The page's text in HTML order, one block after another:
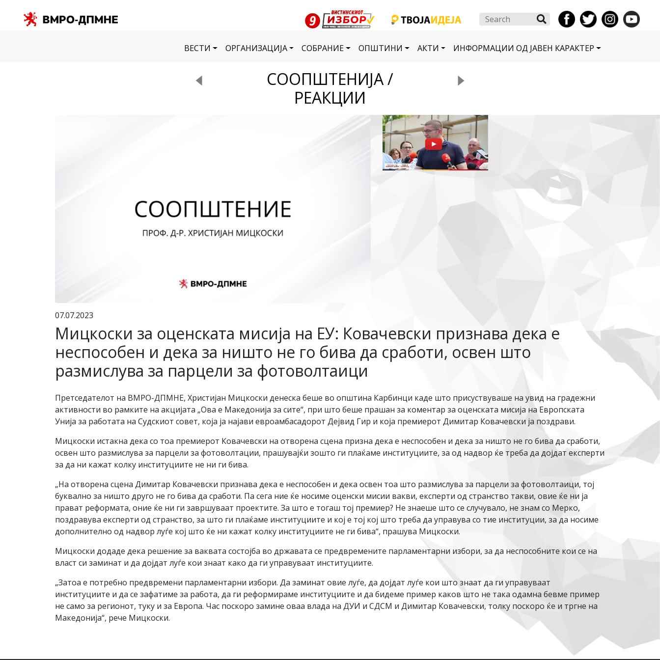
Search
ВЕСТИ ОРГАНИЗАЦИЈА СОБРАНИЕ ОПШТИНИ АКТИ ИНФОРМАЦИИ ОД ЈАВЕН КАРАКТЕР
СООПШТЕНИЈА /
РЕАКЦИИ
07.07.2023
Мицкоски за оценската мисија на ЕУ: Ковачевски признава дека е
неспособен и дека за ништо не го бива да сработи, освен што
размислува за парцели за фотоволтаици
Претседателот на ВМРО-ДПМНЕ, Христијан Мицкоски денеска беше во општина Карбинци каде што присуствуваше на увид на градежни
активности во рамките на акцијата „Ова е Македонија за сите“, при што беше прашан за коментар за оценската мисија на Европската
Унија за работата на Судскиот совет, која ја најави евроамбасадорот Дејвид Гир и која премиерот Димитар Ковачевски ја поздрави.
Мицкоски истакна дека со тоа премиерот Ковачевски на отворена сцена призна дека е неспособен и дека за ништо не го бива да сработи,
освен што размислува за парцели за фотоволтации, прашувајќи зошто ги плаќаме институциите, за од надвор ќе треба да дојдат експерти
за да ни кажат колку институциите не ни ги бива.
„На отворена сцена Димитар Ковачевски признава дека е неспособен и дека освен тоа што размислува за парцели за фотоволтаици, тој
буквално за ништо друго не го бива да сработи. Па сега ние ќе носиме оценски мисии вакви, експерти од странство такви, овие ќе ни ја
прават реформата, оние ќе ни ги завршуваат проектите. За што е тогаш тој премиер? Не знаеше што се случувало, не знам со Мерко,
поздравува експерти од странство, за што ги плаќаме институциите и кој е тој кој што треба да управува со тие институции, за да носиме
дополнително од надвор луѓе кој што ќе ни кажат колку институциите не ги бива“, прашува Мицкоски.
Мицкоски додаде дека решение за ваквата состојба во државата се предвремените парламентарни избори, за да неспособните кои се на
власт си заминат и да дојдат луѓе кои знаат како да ги управуваат институциите.
„Затоа е потребно предвремени парламентарни избори. Да заминат овие луѓе, да дојдат луѓе кои што знаат да ги управуваат
институциите и да се зафатиме за работа, да ги реформираме институциите и да бидеме пример каков што не така одамна бевме пример
не само за регионот, туку и за Европа. Час поскоро замине оваа влада на ДУИ и СДСМ и Димитар Ковачевски, толку поскоро ќе и тргне на
Македонија“, рече Мицкоски.